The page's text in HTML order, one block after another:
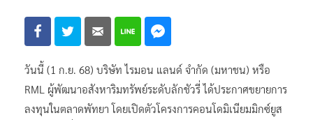
วันนี้ (1 ก.ย. 68) บริษัท ไรมอน แลนด์ จำกัด (มหาชน) หรือ
RML ผู้พัฒนาอสังหาริมทรัพย์ระดับลักชัวรี่ ได้ประกาศขยายการ
ลงทุนในตลาดพัทยา โดยเปิดตัวโครงการคอนโดมิเนียมมิกซ์ยูส